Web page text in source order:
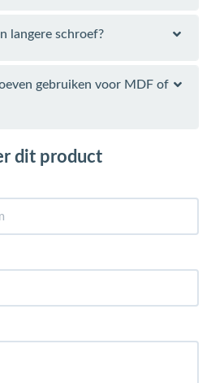
langere schroef?
gebruiken voor MDF of
dit product